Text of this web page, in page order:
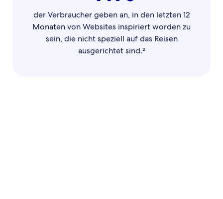
der Verbraucher geben an, in den letzten 12
Monaten von Websites inspiriert worden zu
sein, die nicht speziell auf das Reisen
ausgerichtet sind.²